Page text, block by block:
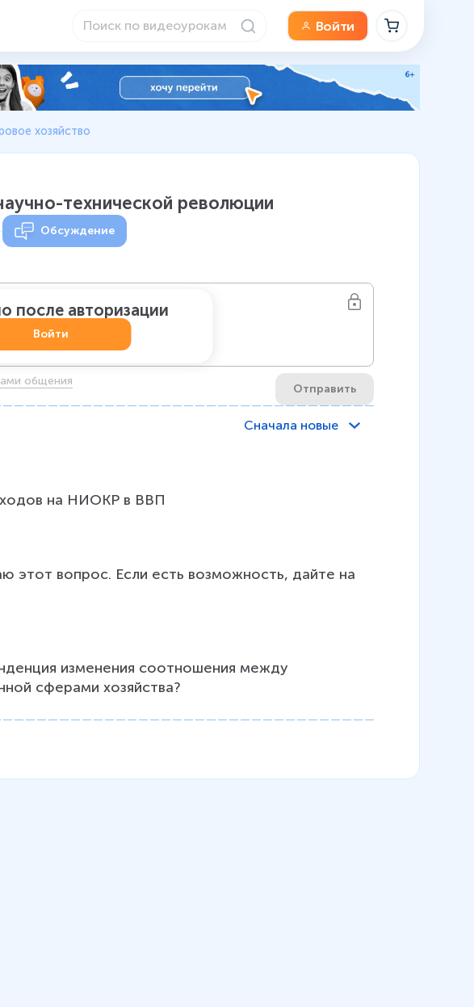
Войти
хозяйство
технической революции
Обсуждение
общения
Отправить
после авторизации
Войти
Сначала новые
этот вопрос. Если есть возможность, дайте на
изменения соотношения между
сферами хозяйства?